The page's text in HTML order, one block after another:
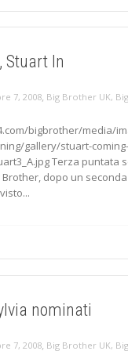
Stuart In
7, 2008, Big Brother UK,
bigbrother/media/
gallery/stuart-coming-
Terza puntata
dopo un
nominati
7, 2008, Big Brother UK,